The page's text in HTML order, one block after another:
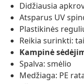
Didžiausia
Atsparus UV
Plastikinės
Reikia surinkti:
Kampinė
Spalva: smėlio
Medžiaga: PE